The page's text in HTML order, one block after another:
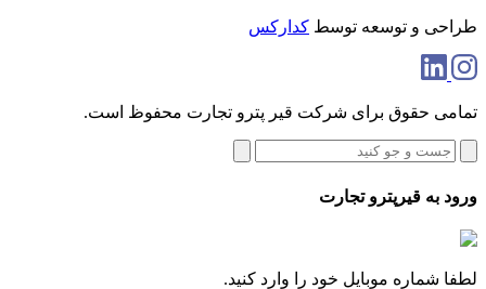
طراحی و توسعه توسط کدارکس
تمامی حقوق برای شرکت قیر پترو تجارت محفوظ است.
ورود به قیرپترو تجارت
لطفا شماره موبایل خود را وارد کنید.